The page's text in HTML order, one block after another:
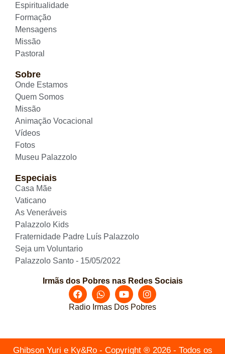
Espiritualidade
Formação
Mensagens
Missão
Pastoral
Sobre
Onde Estamos
Quem Somos
Missão
Animação Vocacional
Vídeos
Fotos
Museu Palazzolo
Especiais
Casa Mãe
Vaticano
As Veneráveis
Palazzolo Kids
Fraternidade Padre Luís Palazzolo
Seja um Voluntario
Palazzolo Santo - 15/05/2022
Irmãs dos Pobres nas Redes Sociais
Radio Irmas Dos Pobres
Ghibson Yuri e Ky&Ro - Copyright ® 2026 - Todos os